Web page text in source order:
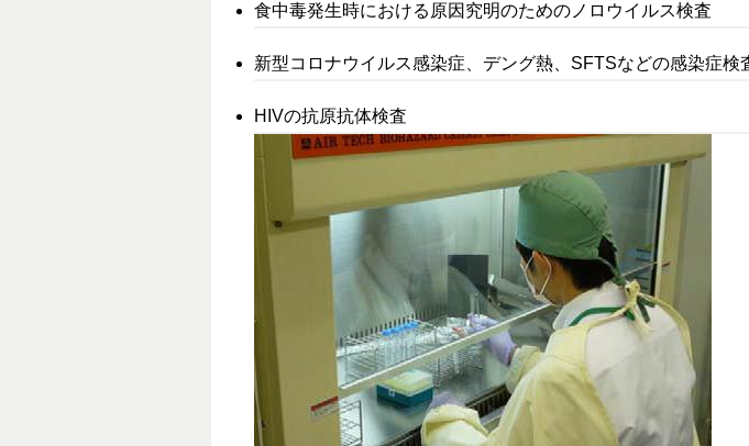
食中毒発生時における原因究明のためのノロウイルス検査
新型コロナウイルス感染症、デング熱、SFTSなどの感染症検
HIVの抗原抗体検査